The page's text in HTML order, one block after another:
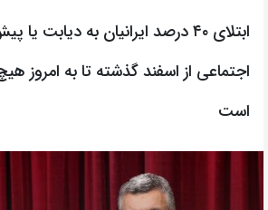
ابتلای ۴۰ درصد ایرانیان به دیابت
اجتماعی از اسفند گذشته تا به امروز
است